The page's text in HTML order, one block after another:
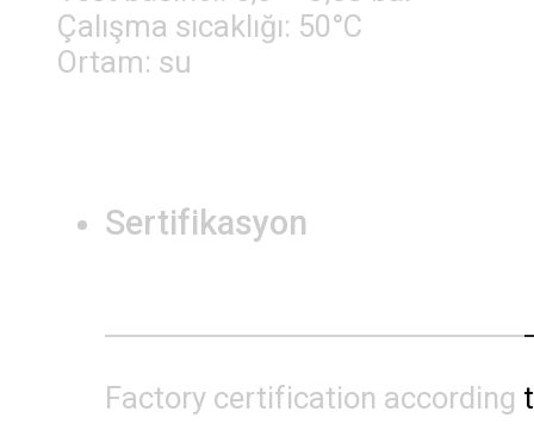
Çalışma sıcaklığı: 50°C
Ortam: su
Sertifikasyon
Factory certification according